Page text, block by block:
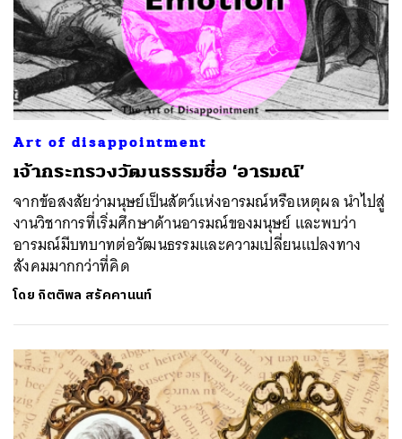
Art of disappointment
เจ้ากระทรวงวัฒนธรรมชื่อ ‘อารมณ์’
จากข้อสงสัยว่ามนุษย์เป็นสัตว์แห่งอารมณ์หรือเหตุผล นำไปสู่
งานวิชาการที่เริ่มศึกษาด้านอารมณ์ของมนุษย์ และพบว่า
อารมณ์มีบทบาทต่อวัฒนธรรมและความเปลี่ยนแปลงทาง
สังคมมากกว่าที่คิด
โดย กิตติพล สรัคคานนท์